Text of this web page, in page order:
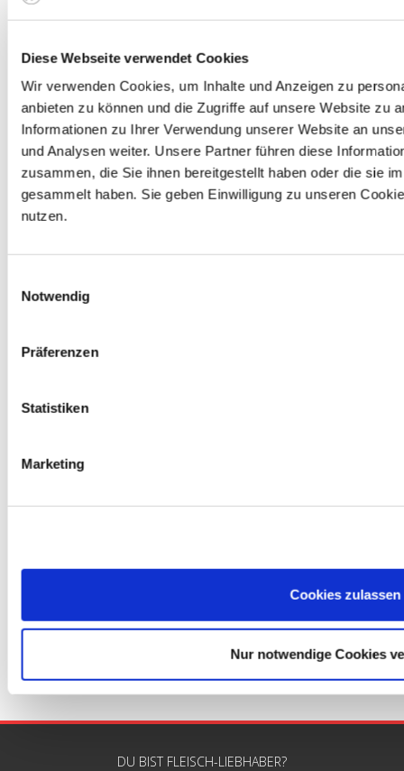
Diese Webseite verwendet Cookies
Wir verwenden Cookies, um Inhalte und Anzeigen zu
anbieten zu können und die Zugriffe auf unsere Website zu
Informationen zu Ihrer Verwendung unserer Website an
und Analysen weiter. Unsere Partner führen diese
zusammen, die Sie ihnen bereitgestellt haben oder die sie
gesammelt haben. Sie geben Einwilligung zu unseren
nutzen.
Notwendig
Präferenzen
Statistiken
Marketing
Cookies zulassen
Nur notwendige Cookies
Abonnieren
Älteste
Perlhuhnbrüstchen an Thymianjus - edles
[…] Geschmack erinnert an Fasan und Rebhuhn. Wer mehr
Fleischglück genau […]
DU BIST FLEISCH-LIEBHABER?